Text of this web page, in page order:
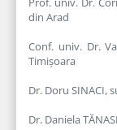
din Arad
Conf. univ. Dr.
Timișoara
Dr. Doru SINACI,
Dr. Daniela